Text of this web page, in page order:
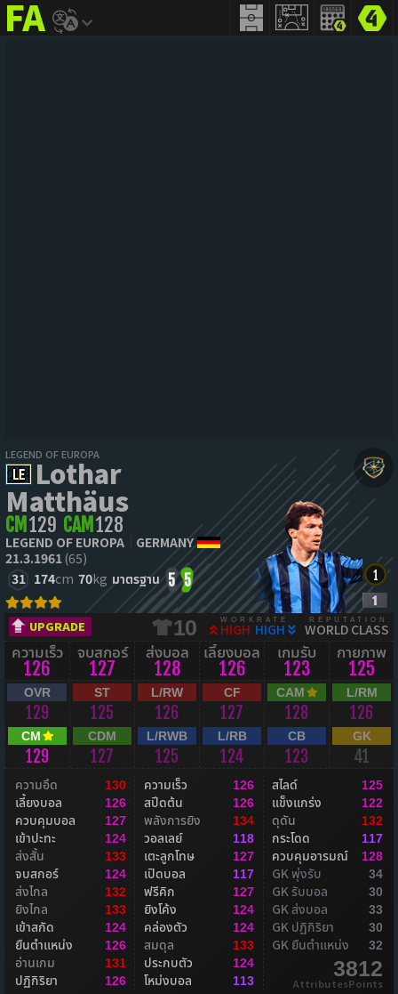
addict
LEGEND OF EUROPA
Lothar
Matthäus
CM 129 CAM 128
LEGEND OF EUROPA
GERMANY
21.3.1961(65)
31 174cm 70kg มาตรฐาน 5 5
UPGRADE 10 WORKRATE
HIGH HIGH
REPUTATION
WORLD CLASS
ความเร็ว
126
จบสกอร์
127
ส่งบอล
128
เลี้ยงบอล
126
เกมรับ
123
กายภาพ
125
OVR
129
ST
125
L/RW
126
CF
127
CAM
128
L/RM
126
CM
129
CDM
127
L/RWB
125
L/RB
124
CB
123
GK
41
ความอึด 130
เลี้ยงบอล 126
ควบคุมบอล 127
เข้าปะทะ 124
ส่งสั้น 133
จบสกอร์ 124
ส่งไกล 132
ยิงไกล 133
เข้าสกัด 124
ยืนตำแหน่ง 126
อ่านเกม 131
ปฏิกิริยา 126
ความเร็ว 126
สปีดต้น 126
พลังการยิง 134
วอลเลย์ 118
เตะลูกโทษ 127
เปิดบอล 117
ฟรีคิก 127
ยิงโค้ง 124
คล่องตัว 124
สมดุล 133
ประกบตัว 124
โหม่งบอล 113
สไลด์ 125
แข็งแกร่ง 122
ดุดัน 132
กระโดด 117
ควบคุมอารมณ์ 128
GK พุ่งรับ 34
GK รับบอล 30
GK ส่งบอล 33
GK ปฏิกิริยา 30
GK ยืนตำแหน่ง 32
3812
AttributesPoints